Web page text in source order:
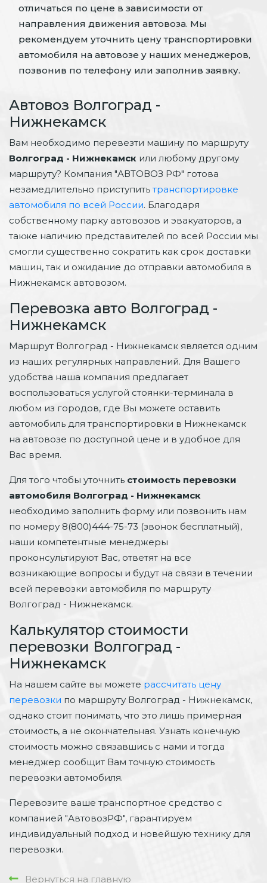
отличаться по цене в зависимости от
направления движения автовоза. Мы
рекомендуем уточнить цену транспортировки
автомобиля на автовозе у наших менеджеров,
позвонив по телефону или заполнив заявку.
Автовоз Волгоград -
Нижнекамск
Вам необходимо перевезти машину по маршруту
Волгоград - Нижнекамск или любому другому
маршруту? Компания "АВТОВОЗ РФ" готова
незамедлительно приступитьтранспортировке
автомобиля по всей России. Благодаря
собственному парку автовозов и эвакуаторов, а
также наличию представителей по всей России мы
смогли существенно сократить как срок доставки
машин, так и ожидание до отправки автомобиля в
Нижнекамск автовозом.
Перевозка авто Волгоград -
Нижнекамск
Маршрут Волгоград - Нижнекамск является одним
из наших регулярных направлений. Для Вашего
удобства наша компания предлагает
воспользоваться услугой стоянки-терминала в
любом из городов, где Вы можете оставить
автомобиль для транспортировки в Нижнекамск
на автовозе по доступной цене и в удобное для
Вас время.
Для того чтобы уточнить стоимость перевозки
автомобиля Волгоград - Нижнекамск
необходимо заполнить форму или позвонить нам
по номеру 8(800)444-75-73 (звонок бесплатный),
наши компетентные менеджеры
проконсультируют Вас, ответят на все
возникающие вопросы и будут на связи в течении
всей перевозки автомобиля по маршруту
Волгоград - Нижнекамск.
Калькулятор стоимости
перевозки Волгоград -
Нижнекамск
На нашем сайте вы можете рассчитать цену
перевозки по маршруту Волгоград - Нижнекамск,
однако стоит понимать, что это лишь примерная
стоимость, а не окончательная. Узнать конечную
стоимость можно связавшись с нами и тогда
менеджер сообщит Вам точную стоимость
перевозки автомобиля.
Перевозите ваше транспортное средство с
компанией "АвтовозРФ", гарантируем
индивидуальный подход и новейшую технику для
перевозки.
Вернуться на главную